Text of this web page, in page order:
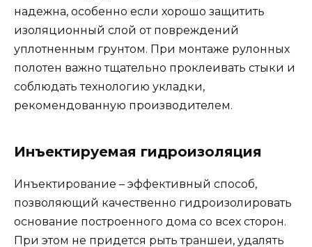
надежна, особенно если хорошо защитить
изоляционный слой от повреждений
уплотненным грунтом. При монтаже рулонных
полотен важно тщательно проклеивать стыки и
соблюдать технологию укладки,
рекомендованную производителем.
Инъектируемая гидроизоляция
Инъектирование – эффективный способ,
позволяющий качественно гидроизолировать
основание построенного дома со всех сторон.
При этом не придется рыть траншеи, удалять